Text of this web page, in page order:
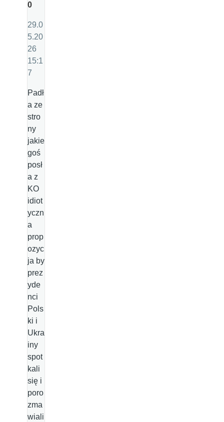
0
29.0
5.20
26
15:1
7
Padł
a ze
stro
ny
jakie
goś
posł
a z
KO
idiot
yczn
a
prop
ozyc
ja by
prez
yde
nci
Pols
ki i
Ukra
iny
spot
kali
się i
poro
zma
wiali